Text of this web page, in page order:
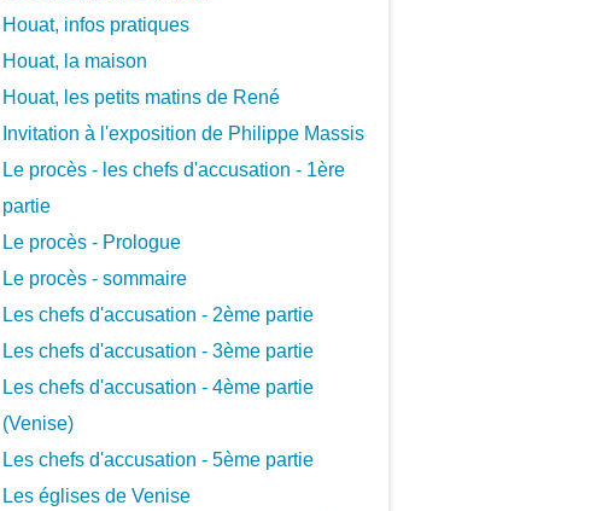
Houat, infos pratiques
Houat, la maison
Houat, les petits matins de René
Invitation à l'exposition de Philippe Massis
Le procès - les chefs d'accusation - 1ère
partie
Le procès - Prologue
Le procès - sommaire
Les chefs d'accusation - 2ème partie
Les chefs d'accusation - 3ème partie
Les chefs d'accusation - 4ème partie
(Venise)
Les chefs d'accusation - 5ème partie
Les églises de Venise